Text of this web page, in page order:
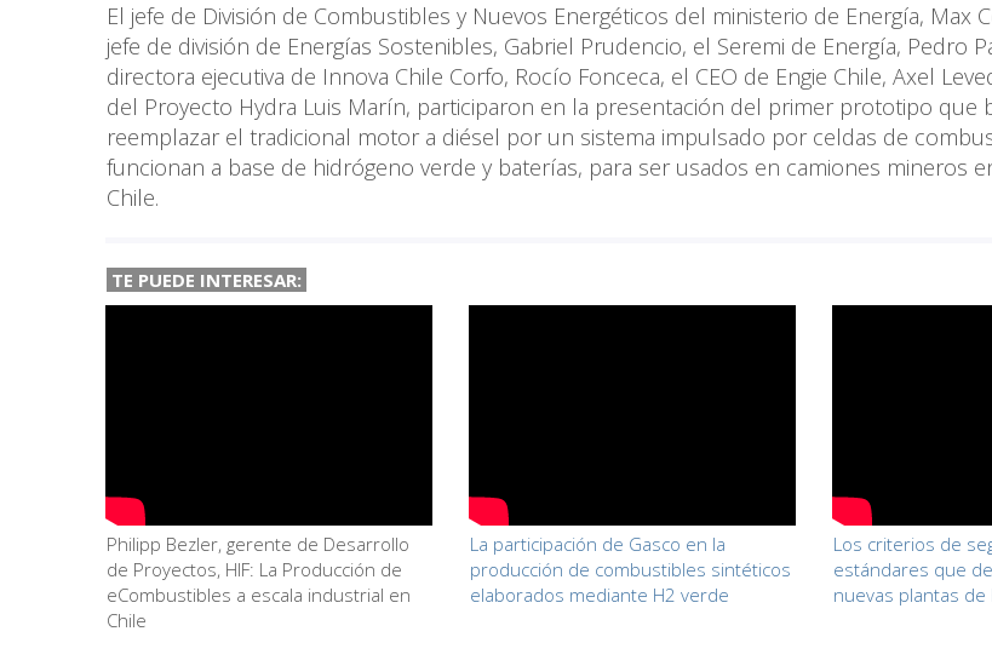
El jefe de División de Combustibles y Nuevos Energéticos del ministerio de Energía, Max
jefe de división de Energías Sostenibles, Gabriel Prudencio, el Seremi de Energía, Pedro
directora ejecutiva de Innova Chile Corfo, Rocío Fonceca, el CEO de Engie Chile, Axel
del Proyecto Hydra Luis Marín, participaron en la presentación del primer prototipo que
reemplazar el tradicional motor a diésel por un sistema impulsado por celdas de
funcionan a base de hidrógeno verde y baterías, para ser usados en camiones mineros
Chile.
TE PUEDE INTERESAR:
Philipp Bezler, gerente de Desarrollo
de Proyectos, HIF: La Producción de
eCombustibles a escala industrial en
Chile
La participación de Gasco en la
producción de combustibles sintéticos
elaborados mediante H2 verde
Los criterios de
estándares que
nuevas plantas